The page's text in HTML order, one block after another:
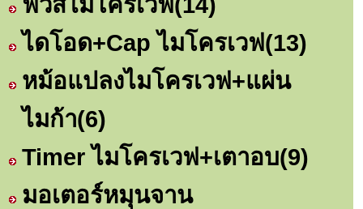
ไดโอด+Cap ไมโครเวฟ(13)
หม้อแปลงไมโครเวฟ+แผ่น
ไมก้า(6)
Timer ไมโครเวฟ+เตาอบ(9)
มอเตอร์หมุนจาน